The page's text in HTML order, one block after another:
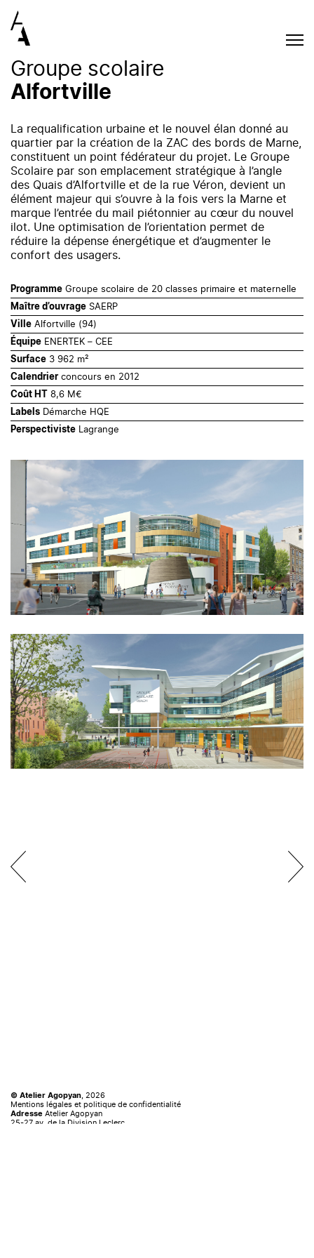
Groupe scolaire
Alfortville
La requalification urbaine et le nouvel élan donné au
quartier par la création de la ZAC des bords de Marne,
constituent un point fédérateur du projet. Le Groupe
Scolaire par son emplacement stratégique à l’angle
des Quais d’Alfortville et de la rue Véron, devient un
élément majeur qui s’ouvre à la fois vers la Marne et
marque l’entrée du mail piétonnier au cœur du nouvel
ilot. Une optimisation de l’orientation permet de
réduire la dépense énergétique et d’augmenter le
confort des usagers.
Programme Groupe scolaire de 20 classes primaire et maternelle
Maître d’ouvrage SAERP
Ville Alfortville (94)
Équipe ENERTEK – CEE
Surface 3 962 m²
Calendrier concours en 2012
Coût HT 8,6 M€
Labels Démarche HQE
Perspectiviste Lagrange
© Atelier Agopyan, 2026
Mentions légales et politique de confidentialité
Adresse Atelier Agopyan
25-27 av. de la Division Leclerc